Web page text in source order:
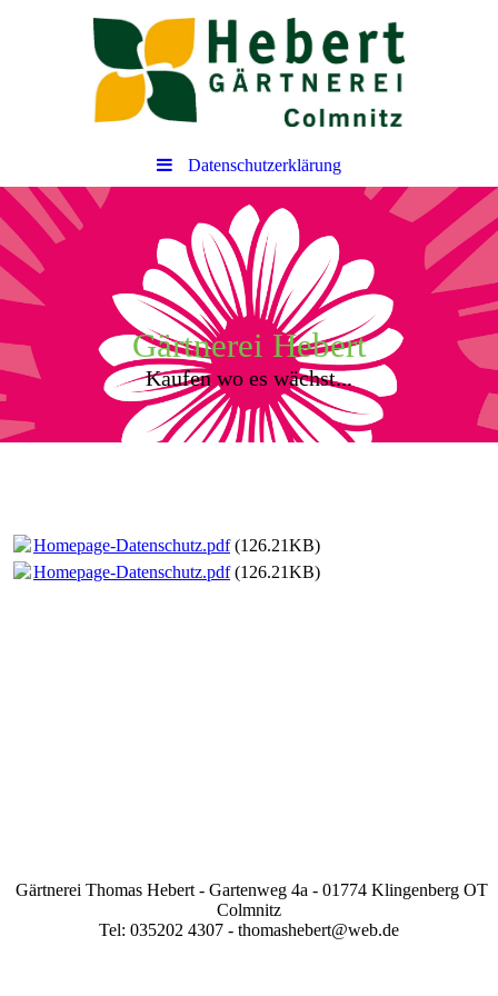
Datenschutzerklärung
Gärtnerei Hebert
Kaufen wo es wächst...
Homepage-Datenschutz.pdf(126.21KB)
Homepage-Datenschutz.pdf(126.21KB)
Gärtnerei Thomas Hebert - Gartenweg 4a - 01774 Klingenberg OT
Colmnitz
Tel: 035202 4307 - thomashebert@web.de